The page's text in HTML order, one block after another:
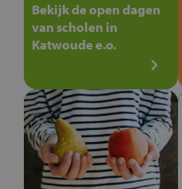
Bekijk de open dagen
van scholen in
Katwoude e.o.